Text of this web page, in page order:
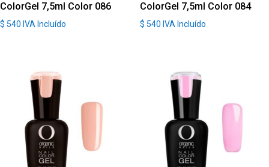
ColorGel 7,5ml Color 086
$ 540 IVA Incluído
ColorGel 7,5ml Color 084
$ 540 IVA Incluído